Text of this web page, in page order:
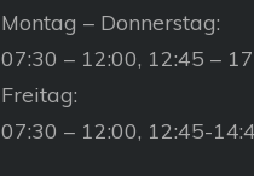
Montag – Donnerstag:
07:30 – 12:00, 12:45 –
Freitag:
07:30 – 12:00, 12:45-